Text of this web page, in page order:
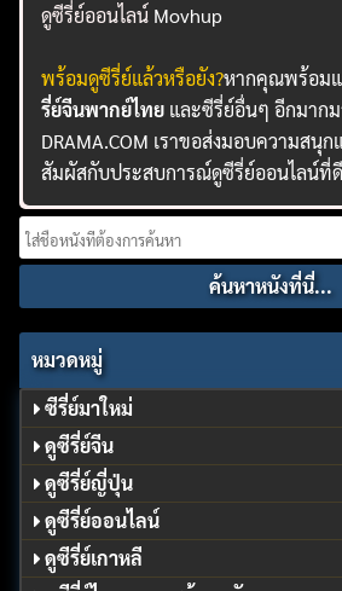
ดูซีรี่ย์ออนไลน์ Movhup
พร้อมดูซีรี่ย์แล้วหรือยัง?หากคุณพร้อม
รี่ย์จีนพากย์ไทย และซีรี่ย์อื่นๆ อีกมาก
DRAMA.COM เราขอส่งมอบความสนุ
สัมผัสกับประสบการณ์ดูซีรี่ย์ออนไลน์ที่
Search
for:
หมวดหมู่
ซีรี่ย์มาใหม่
ดูซีรี่ย์จีน
ดูซีรี่ย์ญี่ปุ่น
ดูซีรี่ย์ออนไลน์
ดูซีรี่ย์เกาหลี